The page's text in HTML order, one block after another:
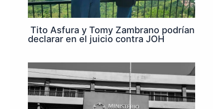
Tito Asfura y Tomy Zambrano podrían
declarar en el juicio contra JOH